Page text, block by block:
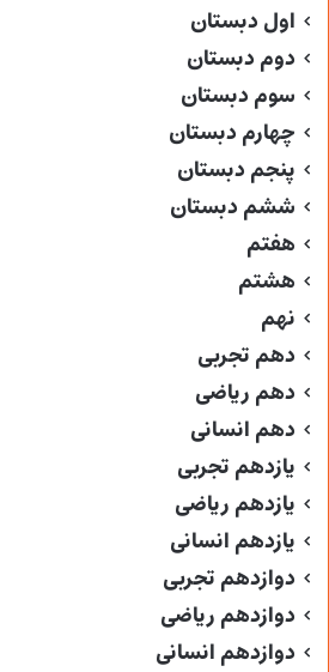
اول دبستان
دوم دبستان
سوم دبستان
چهارم دبستان
پنجم دبستان
ششم دبستان
هفتم
هشتم
نهم
دهم تجربی
دهم ریاضی
دهم انسانی
یازدهم تجربی
یازدهم ریاضی
یازدهم انسانی
دوازدهم تجربی
دوازدهم ریاضی
دوازدهم انسانی